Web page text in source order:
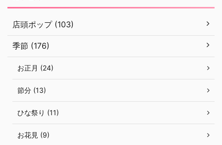
店頭ポップ (103)
季節 (176)
お正月 (24)
節分 (13)
ひな祭り (11)
お花見 (9)